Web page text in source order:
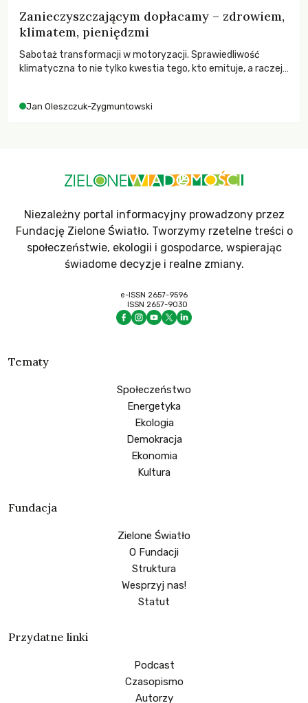
Zanieczyszczającym dopłacamy – zdrowiem,
klimatem, pieniędzmi
Sabotaż transformacji w motoryzacji. Sprawiedliwość
klimatyczna to nie tylko kwestia tego, kto emituje, a raczej
Jan Oleszczuk-Zygmuntowski
Niezależny portal informacyjny prowadzony przez
Fundację Zielone Światło. Tworzymy rzetelne treści o
społeczeństwie, ekologii i gospodarce, wspierając
świadome decyzje i realne zmiany.
e-ISSN 2657-9596
ISSN 2657-9030
Tematy
Społeczeństwo
Energetyka
Ekologia
Demokracja
Ekonomia
Kultura
Fundacja
Zielone Światło
O Fundacji
Struktura
Wesprzyj nas!
Statut
Przydatne linki
Podcast
Czasopismo
Autorzy